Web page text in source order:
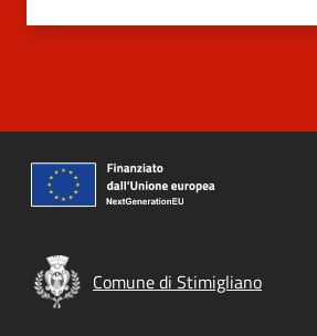
Comune di Stimigliano